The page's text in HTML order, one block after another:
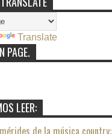
Translate
PAGE.
LEER:
de la música country: